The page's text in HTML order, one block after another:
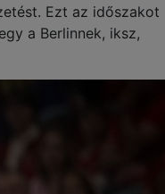
Ezt az időszakot
a Berlinnek, iksz,